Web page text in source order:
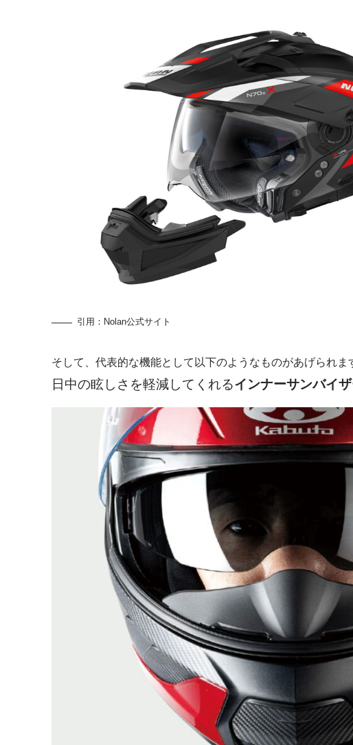
引用： Nolan公式サイト
そして、代表的な機能として以下のようなものがあげられま
日中の眩しさを軽減してくれるインナーサンバイ